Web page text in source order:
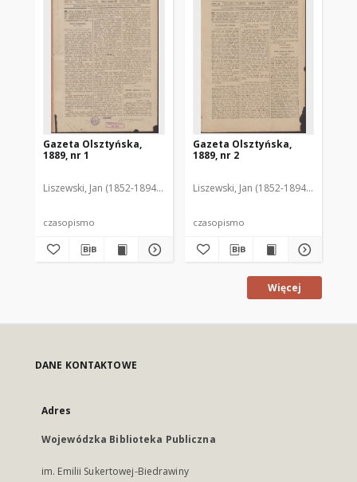
Gazeta Olsztyńska,
1889, nr 1
Liszewski, Jan (1852-1894). Red.
czasopismo
Gazeta Olsztyńska,
1889, nr 2
Liszewski, Jan (1852-1894). Red.
czasopismo
Więcej
DANE KONTAKTOWE
Adres
Wojewódzka Biblioteka Publiczna
im. Emilii Sukertowej-Biedrawiny